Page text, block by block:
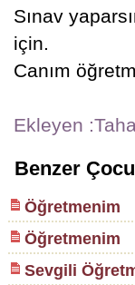
Sınav
için.
Canım
Ekleyen
Benzer
Öğretmenim
Öğretmenim
Sevgili